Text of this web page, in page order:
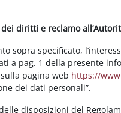
diritti e reclamo
sopra specificato,
a pag. 1 della presente
pagina web https://
dei dati personali”.
disposizioni del